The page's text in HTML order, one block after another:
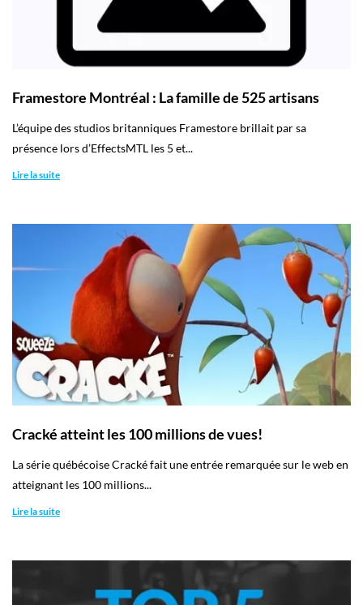
Employeurs
Publiez une offre d'emploi
Framestore Montréal : La famille de 525 artisans
L’équipe des studios britanniques Framestore brillait par sa
présence lors d’EffectsMTL les 5 et...
Lire la suite
Cracké atteint les 100 millions de vues!
La série québécoise Cracké fait une entrée remarquée sur le web en
atteignant les 100 millions...
Lire la suite